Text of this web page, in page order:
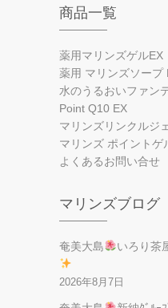
商品一覧
薬用マリンズゲルEX
薬用 マリンズソープ
水のうるおいファン
Point Q10 EX
マリンズリンクルジ
マリンズ ポイントゲ
よくあるお問い合せ
マリンズブログ
奄美大島 いろり茶
2026年8月7日